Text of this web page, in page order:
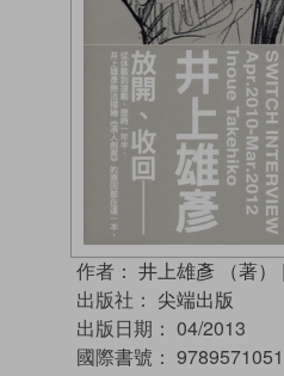
作者： 井上雄彥 （著） |
出版社： 尖端出版
出版日期： 04/2013
國際書號：